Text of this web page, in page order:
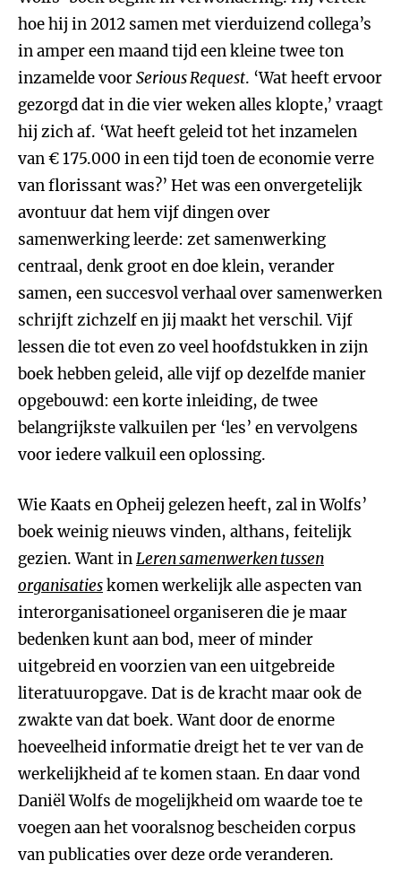
hoe hij in 2012 samen met vierduizend collega’s
in amper een maand tijd een kleine twee ton
inzamelde voorSerious Request. ‘Wat heeft ervoor
gezorgd dat in die vier weken alles klopte,’ vraagt
hij zich af. ‘Wat heeft geleid tot het inzamelen
van € 175.000 in een tijd toen de economie verre
van florissant was?’ Het was een onvergetelijk
avontuur dat hem vijf dingen over
samenwerking leerde: zet samenwerking
centraal, denk groot en doe klein, verander
samen, een succesvol verhaal over samenwerken
schrijft zichzelf en jij maakt het verschil. Vijf
lessen die tot even zo veel hoofdstukken in zijn
boek hebben geleid, alle vijf op dezelfde manier
opgebouwd: een korte inleiding, de twee
belangrijkste valkuilen per ‘les’ en vervolgens
voor iedere valkuil een oplossing.
Wie Kaats en Opheij gelezen heeft, zal in Wolfs’
boek weinig nieuws vinden, althans, feitelijk
gezien. Want inLeren samenwerken tussen
organisatieskomen werkelijk alle aspecten van
interorganisationeel organiseren die je maar
bedenken kunt aan bod, meer of minder
uitgebreid en voorzien van een uitgebreide
literatuuropgave. Dat is de kracht maar ook de
zwakte van dat boek. Want door de enorme
hoeveelheid informatie dreigt het te ver van de
werkelijkheid af te komen staan. En daar vond
Daniël Wolfs de mogelijkheid om waarde toe te
voegen aan het vooralsnog bescheiden corpus
van publicaties over deze orde veranderen.